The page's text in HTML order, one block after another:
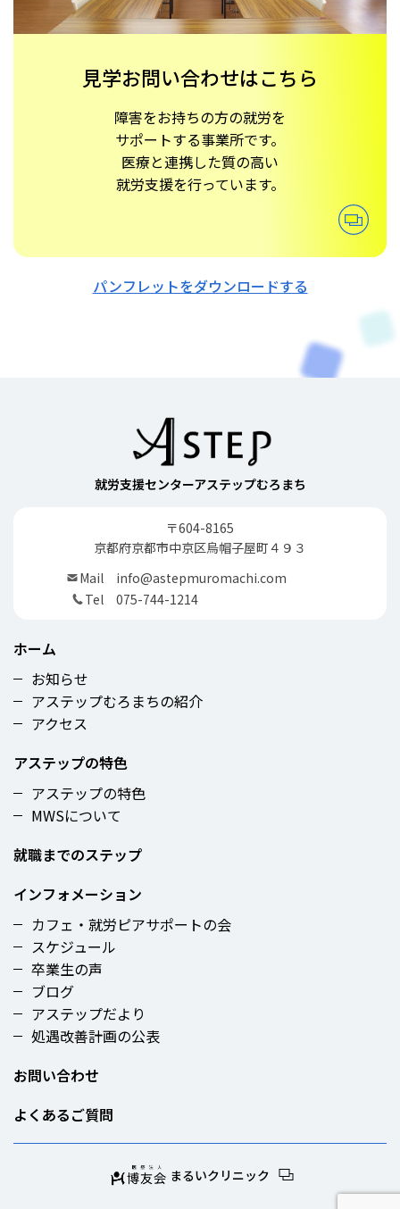
見学お問い合わせはこちら
障害をお持ちの方の就労を
サポートする事業所です。
医療と連携した質の高い
就労支援を行っています。
パンフレットをダウンロードする
就労支援センターアステップむろまち
〒604-8165
京都府京都市中京区烏帽子屋町４９３
Mail
info@astepmuromachi.com
Tel
075-744-1214
ホーム
お知らせ
アステップむろまちの紹介
アクセス
アステップの特色
アステップの特色
MWSについて
就職までのステップ
インフォメーション
カフェ・就労ピアサポートの会
スケジュール
卒業生の声
ブログ
アステップだより
処遇改善計画の公表
お問い合わせ
よくあるご質問
まるいクリニック